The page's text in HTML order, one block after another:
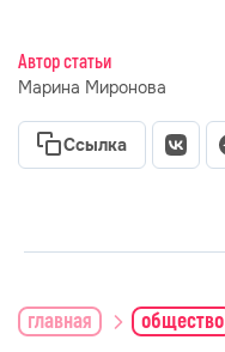
Автор статьи
Марина Миронова
Ссылка
главная общество